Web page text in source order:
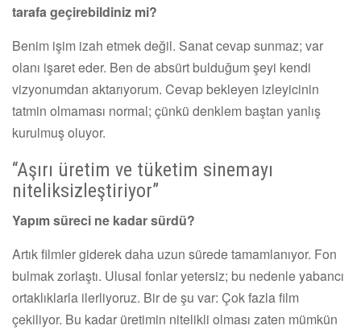
tarafa geçirebildiniz mi?
Benim işim izah etmek değil. Sanat cevap sunmaz; var
olanı işaret eder. Ben de absürt bulduğum şeyi kendi
vizyonumdan aktarıyorum. Cevap bekleyen izleyicinin
tatmin olmaması normal; çünkü denklem baştan yanlış
kurulmuş oluyor.
“Aşırı üretim ve tüketim sinemayı
niteliksizleştiriyor”
Yapım süreci ne kadar sürdü?
Artık filmler giderek daha uzun sürede tamamlanıyor. Fon
bulmak zorlaştı. Ulusal fonlar yetersiz; bu nedenle yabancı
ortaklıklarla ilerliyoruz. Bir de şu var: Çok fazla film
çekiliyor. Bu kadar üretimin nitelikli olması zaten mümkün